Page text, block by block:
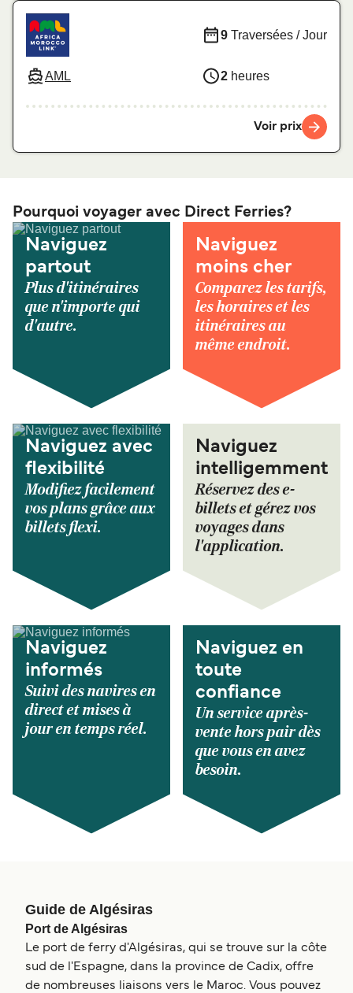
AML
9 Traversées / Jour
2 heures
Voir prix
Pourquoi voyager avec Direct Ferries?
Naviguez
partout
Plus d'itinéraires
que n'importe qui
d'autre.
Naviguez
moins cher
Comparez les tarifs,
les horaires et les
itinéraires au
même endroit.
Naviguez avec
flexibilité
Modifiez facilement
vos plans grâce aux
billets flexi.
Naviguez
intelligemment
Réservez des e-
billets et gérez vos
voyages dans
l'application.
Naviguez
informés
Suivi des navires en
direct et mises à
jour en temps réel.
Naviguez en
toute
confiance
Un service après-
vente hors pair dès
que vous en avez
besoin.
Guide de Algésiras
Port de Algésiras
Le port de ferry d'Algésiras, qui se trouve sur la côte
sud de l'Espagne, dans la province de Cadix, offre
de nombreuses liaisons vers le Maroc. Vous pouvez